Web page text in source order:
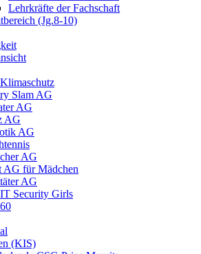
Lehrkräfte der Fachschaft
(Jg.8-10)
Slam AG
AG
AG
AG
AG
AG für Mädchen
AG
Security Girls
(KIS)